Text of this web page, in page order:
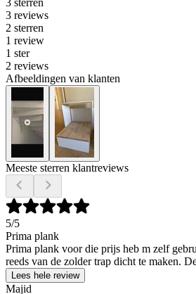
3 reviews
2 sterren
1 review
1 ster
2 reviews
Afbeeldingen van klanten
Meeste sterren klantreviews
5/5
Prima plank
Prima plank voor die prijs heb m zelf
reeds van de zolder trap dicht te maken.
Lees hele review
Majid